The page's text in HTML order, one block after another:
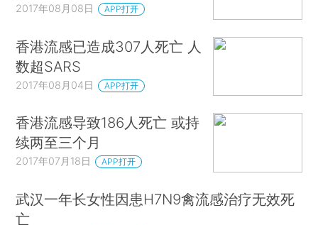
2017年08月08日 APP打开
香港流感已造成307人死亡 人
数超SARS
2017年08月04日 APP打开
香港流感导致186人死亡 或持
续两至三个月
2017年07月18日 APP打开
武汉一年长女性因患H7N9禽流感治疗无效死
亡